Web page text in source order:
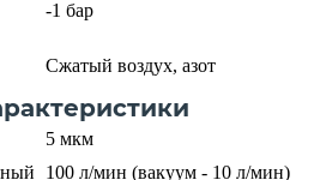
-1 бар
Сжатый воздух, азот
5 мкм
100 л/мин (вакуум - 10 л/мин)